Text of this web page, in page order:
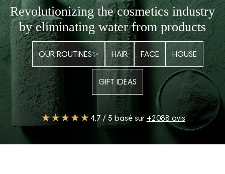
Revolutionizing the cosmetics industry
by eliminating water from products
OUR ROUTINES✨ HAIR FACE HOUSE
GIFT IDEAS
4.7 / 5 basé sur +2088 avis